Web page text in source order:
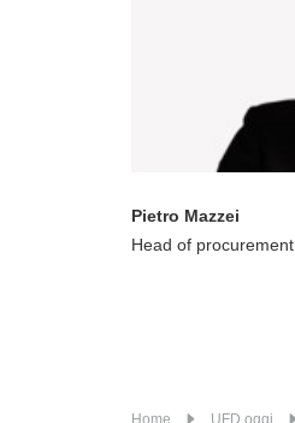
Pietro Mazzei
Head of procurement
Home UFD oggi